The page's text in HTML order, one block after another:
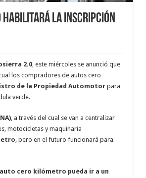
habilitará la inscripción
2.0, este miércoles se anunció que
los compradores de autos cero
de la Propiedad Automotor para
verde.
, a través del cual se van a centralizar
motocicletas y maquinaria
, pero en el futuro funcionará para
cero kilómetro pueda ir a un